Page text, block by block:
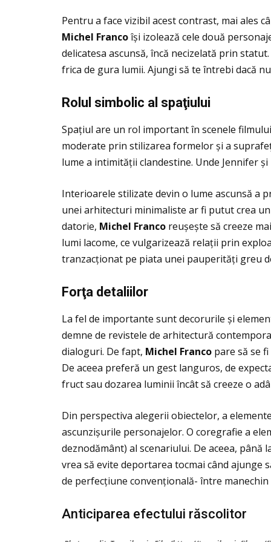
Pentru a face vizibil acest contrast, mai ales
Michel Francoîși izolează cele două
delicatesa ascunsă, încă necizelată prin
frica de gura lumii. Ajungi să te întrebi dacă
Rolul simbolic al spaţiului
Spaţiul are un rol important în scenele
moderate prin stilizarea formelor și a
lume a intimităţii clandestine. Unde Jennifer
Interioarele stilizate devin o lume ascunsă a
unei arhitecturi minimaliste ar fi putut crea
datorie, Michel Franco reușește să creeze
lumi lacome, ce vulgarizează relaţii prin
tranzacţionat pe piata unei pauperităţi greu
Forţa detaliilor
La fel de importante sunt decorurile și
demne de revistele de arhitectură
dialoguri. De fapt, Michel Franco pare să se
De aceea preferă un gest languros, de
fruct sau dozarea luminii încât să creeze o
Din perspectiva alegerii obiectelor, a
ascunzișurile personajelor. O coregrafie a
deznodământ) al scenariului. De aceea,
vrea să evite deportarea tocmai când ajunge
de perfecţiune convenţională- între
Anticiparea efectului răscolitor